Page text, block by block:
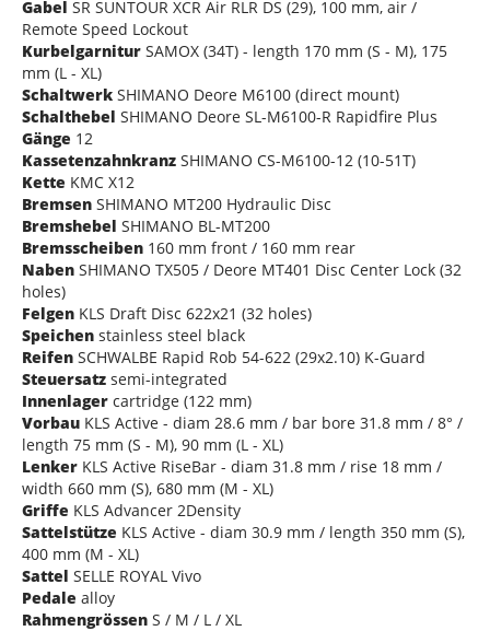
Gabel SR SUNTOUR XCR Air RLR DS (29), 100 mm, air /
Remote Speed Lockout
Kurbelgarnitur SAMOX (34T) - length 170 mm (S - M), 175
mm (L - XL)
Schaltwerk SHIMANO Deore M6100 (direct mount)
Schalthebel SHIMANO Deore SL-M6100-R Rapidfire Plus
Gänge 12
Kassetenzahnkranz SHIMANO CS-M6100-12 (10-51T)
Kette KMC X12
Bremsen SHIMANO MT200 Hydraulic Disc
Bremshebel SHIMANO BL-MT200
Bremsscheiben 160 mm front / 160 mm rear
Naben SHIMANO TX505 / Deore MT401 Disc Center Lock (32
holes)
Felgen KLS Draft Disc 622x21 (32 holes)
Speichen stainless steel black
Reifen SCHWALBE Rapid Rob 54-622 (29x2.10) K-Guard
Steuersatz semi-integrated
Innenlager cartridge (122 mm)
Vorbau KLS Active - diam 28.6 mm / bar bore 31.8 mm / 8° /
length 75 mm (S - M), 90 mm (L - XL)
Lenker KLS Active RiseBar - diam 31.8 mm / rise 18 mm /
width 660 mm (S), 680 mm (M - XL)
Griffe KLS Advancer 2Density
Sattelstütze KLS Active - diam 30.9 mm / length 350 mm (S),
400 mm (M - XL)
Sattel SELLE ROYAL Vivo
Pedale alloy
Rahmengrössen S / M / L / XL